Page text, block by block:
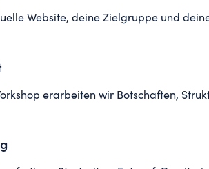
Website, deine Zielgruppe und
erarbeiten wir Botschaften,